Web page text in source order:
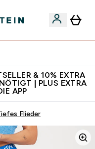
& 10% EXTRA
| PLUS EXTRA
APP
Flieder